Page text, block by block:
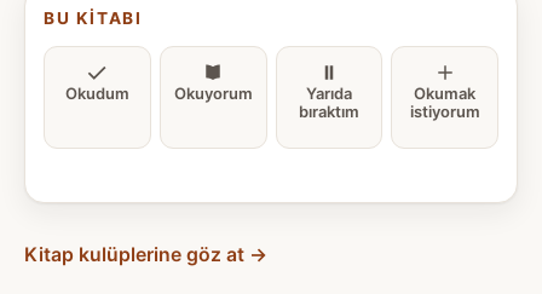
BU KITABI
Okudum Okuyorum
Yarıda
bıraktım
Okumak
istiyorum
Kitap kulüplerine göz at →